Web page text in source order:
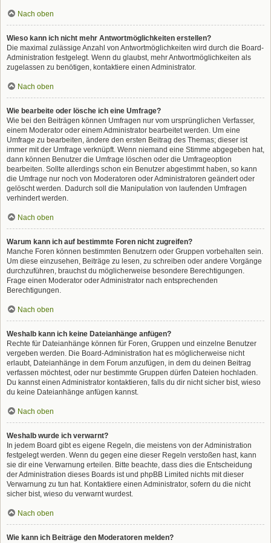
Nach oben
Wieso kann ich nicht mehr Antwortmöglichkeiten erstellen?
Die maximal zulässige Anzahl von Antwortmöglichkeiten wird durch die Board-
Administration festgelegt. Wenn du glaubst, mehr Antwortmöglichkeiten als
zugelassen zu benötigen, kontaktiere einen Administrator.
Nach oben
Wie bearbeite oder lösche ich eine Umfrage?
Wie bei den Beiträgen können Umfragen nur vom ursprünglichen Verfasser,
einem Moderator oder einem Administrator bearbeitet werden. Um eine
Umfrage zu bearbeiten, ändere den ersten Beitrag des Themas; dieser ist
immer mit der Umfrage verknüpft. Wenn niemand eine Stimme abgegeben hat,
dann können Benutzer die Umfrage löschen oder die Umfrageoption
bearbeiten. Sollte allerdings schon ein Benutzer abgestimmt haben, so kann
die Umfrage nur noch von Moderatoren oder Administratoren geändert oder
gelöscht werden. Dadurch soll die Manipulation von laufenden Umfragen
verhindert werden.
Nach oben
Warum kann ich auf bestimmte Foren nicht zugreifen?
Manche Foren können bestimmten Benutzern oder Gruppen vorbehalten sein.
Um diese einzusehen, Beiträge zu lesen, zu schreiben oder andere Vorgänge
durchzuführen, brauchst du möglicherweise besondere Berechtigungen.
Frage einen Moderator oder Administrator nach entsprechenden
Berechtigungen.
Nach oben
Weshalb kann ich keine Dateianhänge anfügen?
Rechte für Dateianhänge können für Foren, Gruppen und einzelne Benutzer
vergeben werden. Die Board-Administration hat es möglicherweise nicht
erlaubt, Dateianhänge in dem Forum anzufügen, in dem du deinen Beitrag
verfassen möchtest, oder nur bestimmte Gruppen dürfen Dateien hochladen.
Du kannst einen Administrator kontaktieren, falls du dir nicht sicher bist, wieso
du keine Dateianhänge anfügen kannst.
Nach oben
Weshalb wurde ich verwarnt?
In jedem Board gibt es eigene Regeln, die meistens von der Administration
festgelegt werden. Wenn du gegen eine dieser Regeln verstoßen hast, kann
sie dir eine Verwarnung erteilen. Bitte beachte, dass dies die Entscheidung
der Administration dieses Boards ist und phpBB Limited nichts mit dieser
Verwarnung zu tun hat. Kontaktiere einen Administrator, sofern du die nicht
sicher bist, wieso du verwarnt wurdest.
Nach oben
Wie kann ich Beiträge den Moderatoren melden?